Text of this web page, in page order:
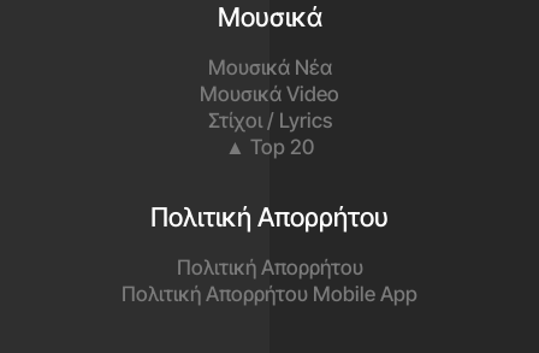
Μουσικά
Μουσικά Νέα
Μουσικά Video
Στίχοι / Lyrics
▲ Top 20
Πολιτική Απορρήτου
Πολιτική Απορρήτου
Πολιτική Απορρήτου Mobile App